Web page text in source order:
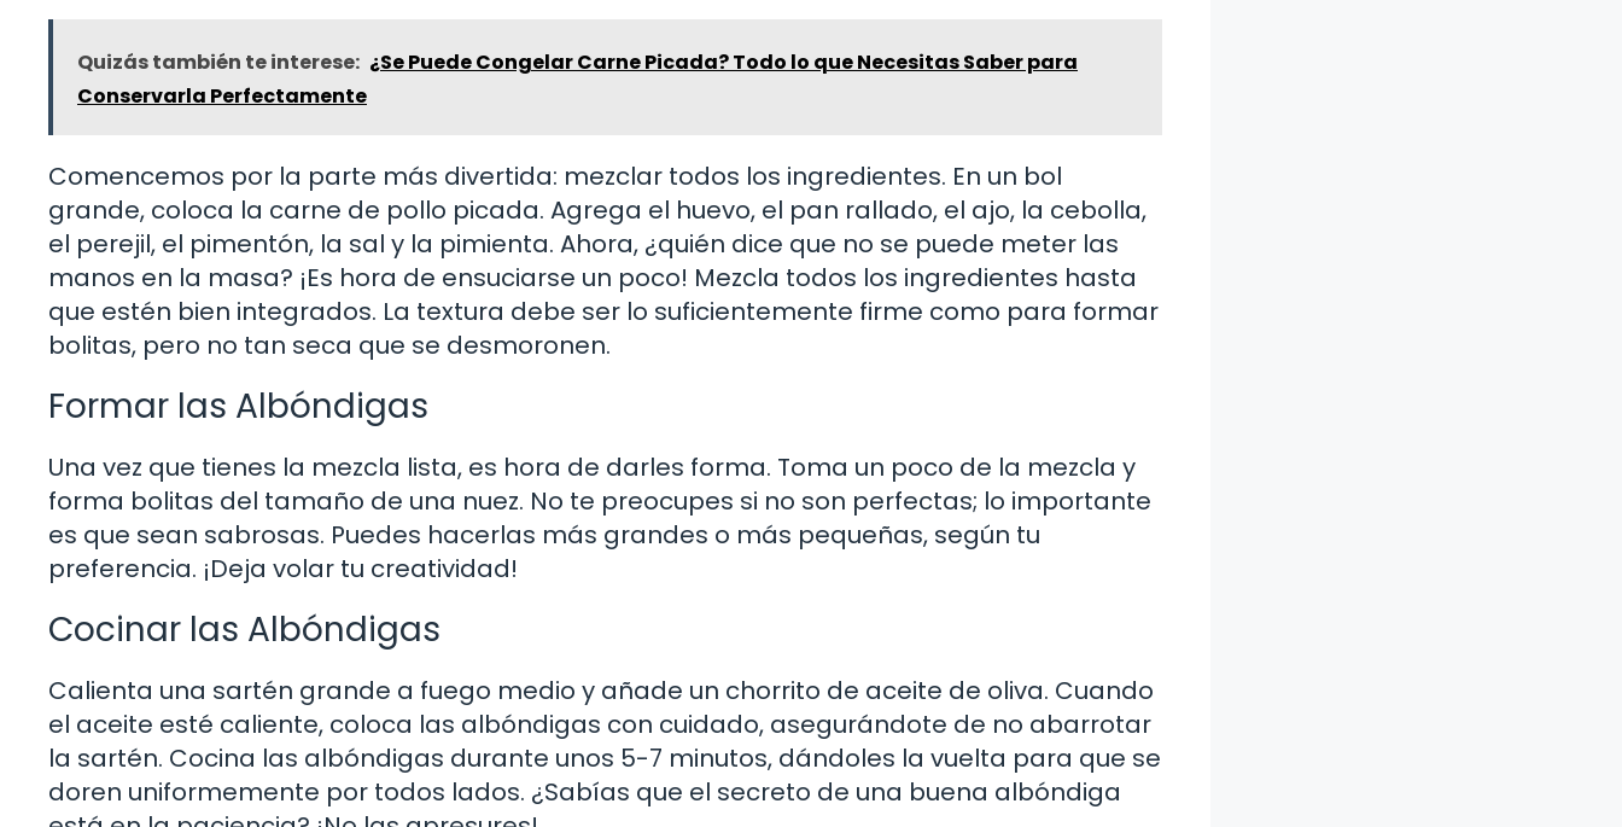
Quizás también te interese: ¿Se Puede Congelar Carne Picada? Todo lo que Necesitas Saber para
Conservarla Perfectamente
Comencemos por la parte más divertida: mezclar todos los ingredientes. En un bol
grande, coloca la carne de pollo picada. Agrega el huevo, el pan rallado, el ajo, la cebolla,
el perejil, el pimentón, la sal y la pimienta. Ahora, ¿quién dice que no se puede meter las
manos en la masa? ¡Es hora de ensuciarse un poco! Mezcla todos los ingredientes hasta
que estén bien integrados. La textura debe ser lo suficientemente firme como para formar
bolitas, pero no tan seca que se desmoronen.
Formar las Albóndigas
Una vez que tienes la mezcla lista, es hora de darles forma. Toma un poco de la mezcla y
forma bolitas del tamaño de una nuez. No te preocupes si no son perfectas; lo importante
es que sean sabrosas. Puedes hacerlas más grandes o más pequeñas, según tu
preferencia. ¡Deja volar tu creatividad!
Cocinar las Albóndigas
Calienta una sartén grande a fuego medio y añade un chorrito de aceite de oliva. Cuando
el aceite esté caliente, coloca las albóndigas con cuidado, asegurándote de no abarrotar
la sartén. Cocina las albóndigas durante unos 5-7 minutos, dándoles la vuelta para que se
doren uniformemente por todos lados. ¿Sabías que el secreto de una buena albóndiga